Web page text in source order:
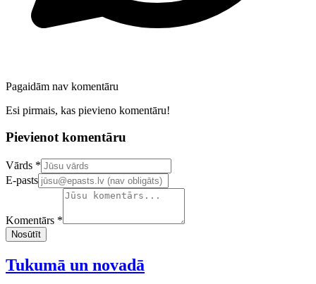
Pagaidām nav komentāru
Esi pirmais, kas pievieno komentāru!
Pievienot komentāru
Confirm your email address
Vārds *
E-pasts
Komentārs *
Nosūtīt
Tukumā un novadā